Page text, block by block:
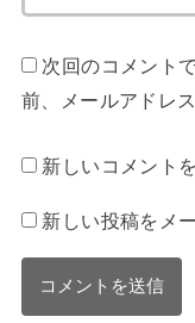
次回のコメント
前、メールアドレ
新しいコメント
新しい投稿をメ